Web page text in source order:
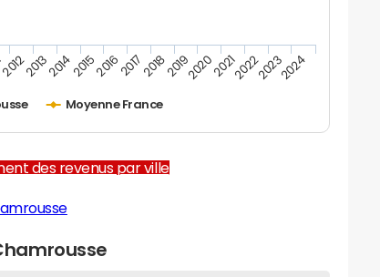
Moyenne France
2012201320142015201620172018201920202021202220232024
des revenus par ville